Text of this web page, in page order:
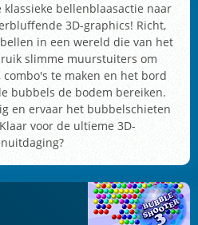
bellenblaasactie naar
3D-graphics! Richt,
in een wereld die van het
slimme muurstuiters om
te maken en het bord
bubbels de bodem bereiken.
en ervaar het bubbelschieten
voor de ultieme 3D-